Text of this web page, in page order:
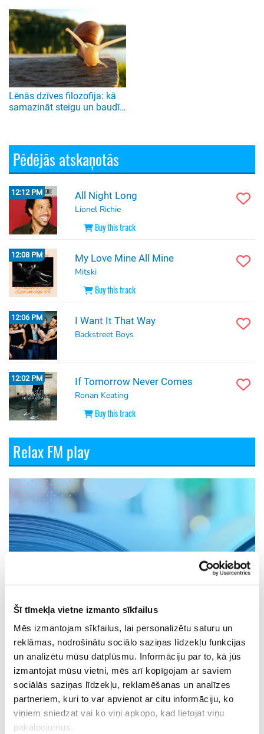
Šī tīmekļa vietne izmanto sīkfailus
Mēs izmantojam sīkfailus, lai personalizētu saturu un
reklāmas, nodrošinātu sociālo saziņas līdzekļu funkcijas
un analizētu mūsu datplūsmu. Informāciju par to, kā jūs
izmantojat mūsu vietni, mēs arī kopīgojam ar saviem
sociālās saziņas līdzekļu, reklamēšanas un analīzes
partneriem, kuri to var apvienot ar citu informāciju, ko
viņiem sniedzat vai ko viņi apkopo, kad lietojat viņu
pakalpojumus.
Lēnās dzīves filozofija: kā
samazināt steigu un baudīt
Pēdējās atskaņotās
12:12 PM All Night Long
Lionel Richie
Buy this track
12:08 PM My Love Mine All Mine
Mitski
Buy this track
12:06 PM I Want It That Way
Backstreet Boys
12:02 PM If Tomorrow Never Comes
Ronan Keating
Buy this track
Relax FM play
Džeroms Deivids Selindžers "Uz kraujas rudzu laukā"